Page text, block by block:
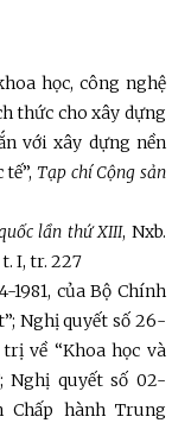
học, công nghệ
thức cho xây dựng
với xây dựng nền
tế”,Tạp chí Cộng sản
lần thứ XIII, Nxb.
I, tr. 227
1981, của Bộ Chính
Nghị quyết số 26-
trị về “Khoa học và
Nghị quyết số 02-
Chấp hành Trung